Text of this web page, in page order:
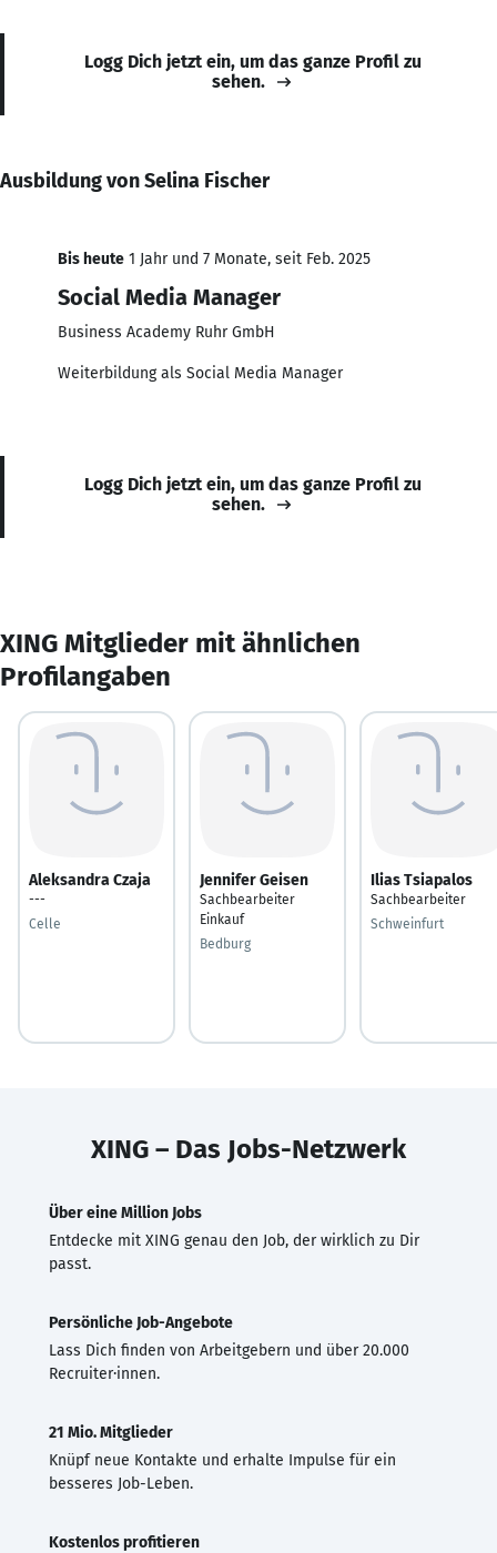
Logg Dich jetzt ein, um das ganze Profil zu
sehen.
Ausbildung von Selina Fischer
Bis heute 1 Jahr und 7 Monate, seit Feb. 2025
Social Media Manager
Business Academy Ruhr GmbH
Weiterbildung als Social Media Manager
Logg Dich jetzt ein, um das ganze Profil zu
sehen.
XING Mitglieder mit ähnlichen
Profilangaben
Aleksandra Czaja
---
Celle
Jennifer Geisen
Sachbearbeiter
Einkauf
Bedburg
Ilias Tsiapalos
Sachbearbeiter
Schweinfurt
XING – Das Jobs-Netzwerk
Über eine Million Jobs
Entdecke mit XING genau den Job, der wirklich zu Dir
passt.
Persönliche Job-Angebote
Lass Dich finden von Arbeitgebern und über 20.000
Recruiter·innen.
21 Mio. Mitglieder
Knüpf neue Kontakte und erhalte Impulse für ein
besseres Job-Leben.
Kostenlos profitieren